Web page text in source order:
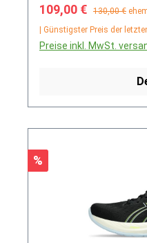
Verkaufspreis:
109,00 € Regulärer Preis:
130,00 €
| Günstigster Preis der
Preise inkl. MwSt.
Rabatt
%